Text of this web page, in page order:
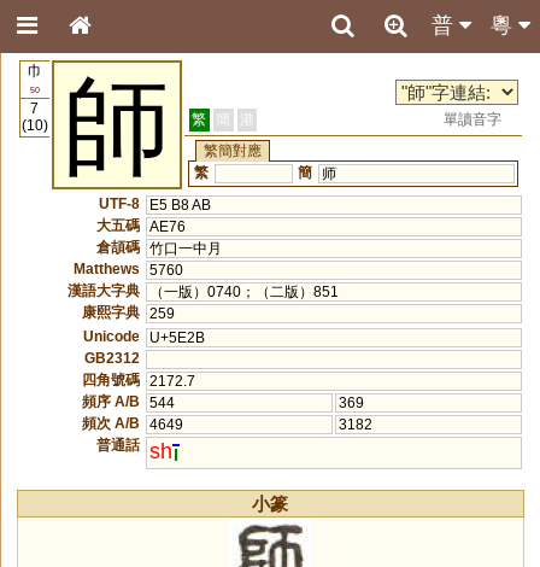
粵
普
巾
50
7
(10)
師 繁 簡 港
單讀音字
繁簡對應
繁
簡
师
UTF-8
E5 B8 AB
大五碼 AE76
倉頡碼 竹口一中月
Matthews
5760
漢語大字典
（一版）0740；（二版）851
康熙字典 259
Unicode
U+5E2B
GB2312
四角號碼 2172.7
頻序 A/B
544
369
頻次 A/B
4649
3182
普通話 sh
小篆